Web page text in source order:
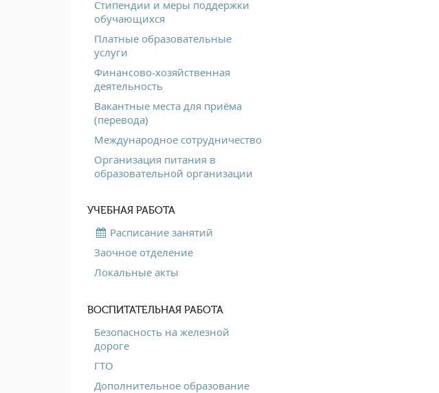
Стипендии и меры поддержки
обучающихся
Платные образовательные
услуги
Финансово-хозяйственная
деятельность
Вакантные места для приёма
(перевода)
Международное сотрудничество
Организация питания в
образовательной организации
УЧЕБНАЯ РАБОТА
Расписание занятий
Заочное отделение
Локальные акты
ВОСПИТАТЕЛЬНАЯ РАБОТА
Безопасность на железной
дороге
ГТО
Дополнительное образование